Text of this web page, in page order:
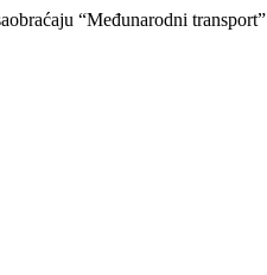
“Međunarodni transport”